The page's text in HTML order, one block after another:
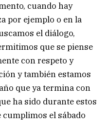
cuando hay
por ejemplo o en la
el diálogo,
que se piense
con respeto y
y también estamos
que ya termina con
ha sido durante estos
el sábado